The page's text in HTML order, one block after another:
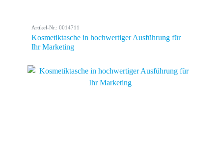
Artikel-Nr.: 0014711
Kosmetiktasche in hochwertiger Ausführung für
Ihr Marketing